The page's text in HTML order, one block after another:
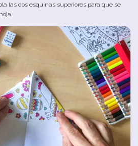
las dos esquinas superiores para que se